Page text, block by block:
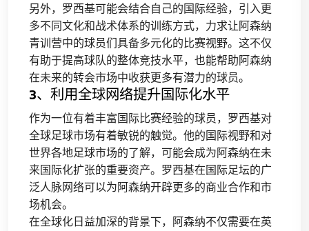
另外，罗西基可能会结合自己的国际经验，引入更
多不同文化和战术体系的训练方式，力求让阿森纳
青训营中的球员们具备多元化的比赛视野。这不仅
有助于提高球队的整体竞技水平，也能帮助阿森纳
在未来的转会市场中收获更多有潜力的球员。
3、利用全球网络提升国际化水平
作为一位有着丰富国际比赛经验的球员，罗西基对
全球足球市场有着敏锐的触觉。他的国际视野和对
世界各地足球市场的了解，可能会成为阿森纳在未
来国际化扩张的重要资产。罗西基在国际足坛的广
泛人脉网络可以为阿森纳开辟更多的商业合作和市
场机会。
在全球化日益加深的背景下，阿森纳不仅需要在英